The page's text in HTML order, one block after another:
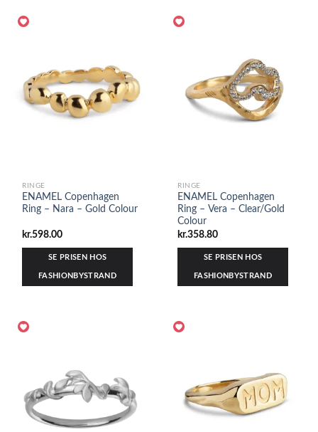
RINGE
ENAMEL Copenhagen
Ring – Nara – Gold Colour
kr.598.00
SE PRISEN HOS
FASHIONBYSTRAND
RINGE
ENAMEL Copenhagen
Ring – Vera – Clear/Gold
Colour
kr.358.80
SE PRISEN HOS
FASHIONBYSTRAND